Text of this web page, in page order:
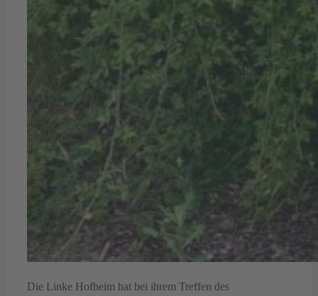
Die Linke Hofheim hat bei ihrem Treffen des